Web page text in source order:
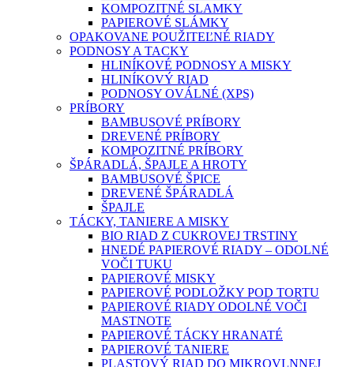
KOMPOZITNÉ SLAMKY
PAPIEROVÉ SLÁMKY
OPAKOVANE POUŽITEĽNÉ RIADY
PODNOSY A TACKY
HLINÍKOVÉ PODNOSY A MISKY
HLINÍKOVÝ RIAD
PODNOSY OVÁLNÉ (XPS)
PRÍBORY
BAMBUSOVÉ PRÍBORY
DREVENÉ PRÍBORY
KOMPOZITNÉ PRÍBORY
ŠPÁRADLÁ, ŠPAJLE A HROTY
BAMBUSOVÉ ŠPICE
DREVENÉ ŠPÁRADLÁ
ŠPAJLE
TÁCKY, TANIERE A MISKY
BIO RIAD Z CUKROVEJ TRSTINY
HNEDÉ PAPIEROVÉ RIADY – ODOLNÉ
VOČI TUKU
PAPIEROVÉ MISKY
PAPIEROVÉ PODLOŽKY POD TORTU
PAPIEROVÉ RIADY ODOLNÉ VOČI
MASTNOTE
PAPIEROVÉ TÁCKY HRANATÉ
PAPIEROVÉ TANIERE
PLASTOVÝ RIAD DO MIKROVLNNEJ